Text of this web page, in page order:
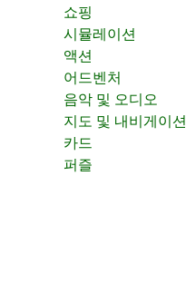
쇼핑
시뮬레이션
액션
어드벤처
음악 및 오디오
지도 및 내비게이션
카드
퍼즐